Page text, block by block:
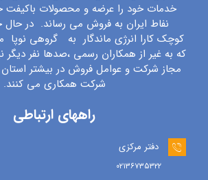
خدمات خود را عرضه و محصولات باکیفت
نفاط ایران به فروش می رساند. در حال
کوچک کارا انرژی ماندگار به گروهی نوپا
که به غیر از همکاران رسمی ،صدها نفر دیگر
مجاز شرکت و عوامل فروش در بیشتر
شرکت همکاری می کنند.
راههای ارتباطی
دفتر مرکزی
۰۲۱۳۶۷۳۵۳۲۲